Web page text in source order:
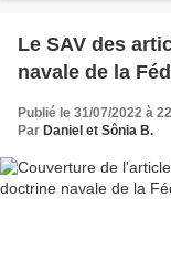
Le SAV des
navale de la
Publié le 31/07/2022 à
Par Daniel et Sônia B.